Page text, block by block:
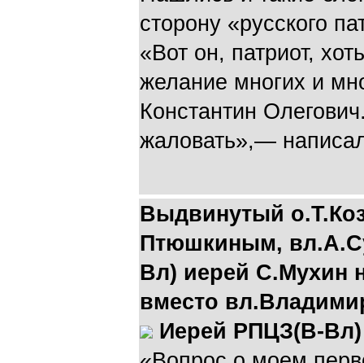
сторону «русского
«Вот он, патриот,
желание многих и
Константин
жаловать»,—
Выдвинутый
Птюшкиным,
Вл) иерей С.Мухин
вместо
Иерей РПЦЗ(В-